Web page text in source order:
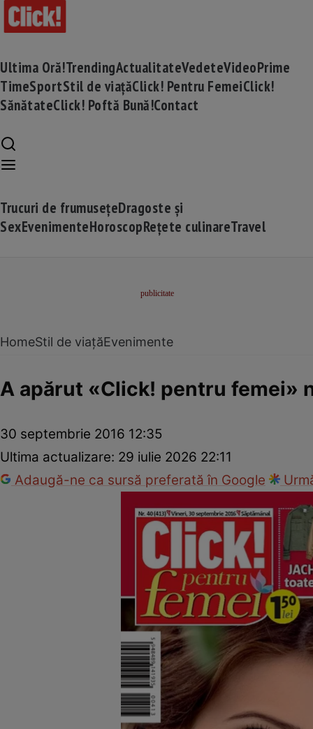
Ultima Oră!TrendingActualitateVedeteVideoPrime
TimeSportStil de viațăClick! Pentru FemeiClick!
SănătateClick! Poftă Bună!Contact
Trucuri de frumusețeDragoste și
SexEvenimenteHoroscopRețete culinareTravel
HomeStil de viațăEvenimente
A apărut «Click! pentru femei»
30 septembrie 2016 12:35
Ultima actualizare: 29 iulie 2026 22:11
Adaugă-ne ca sursă preferată în Google